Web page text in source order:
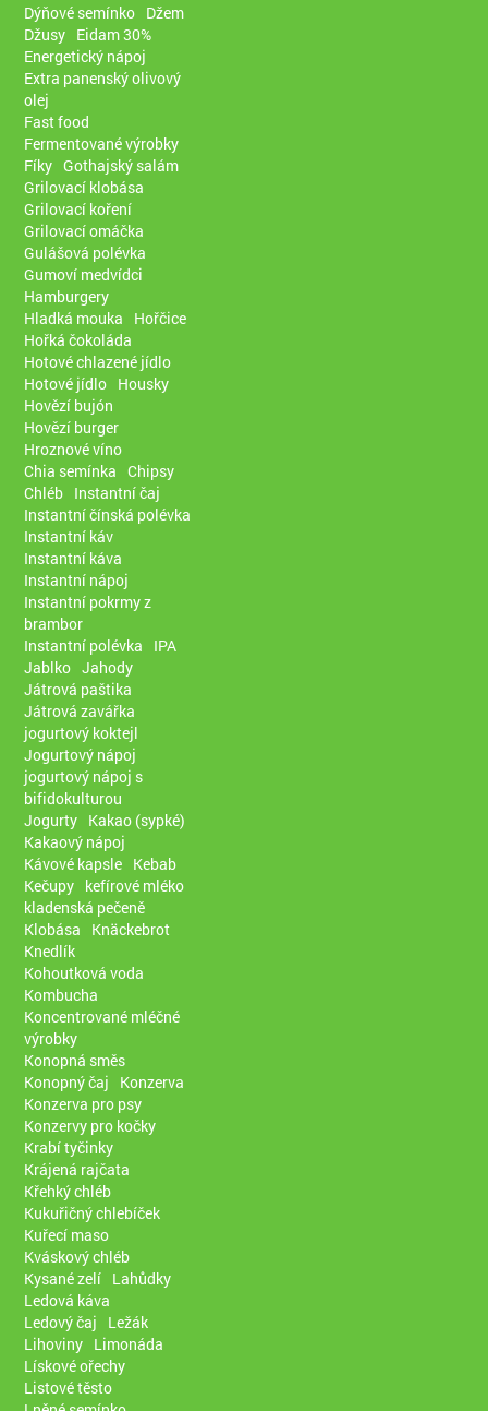
Dýňové semínko Džem
Džusy Eidam 30%
Energetický nápoj
Extra panenský olivový
olej
Fast food
Fermentované výrobky
Fíky Gothajský salám
Grilovací klobása
Grilovací koření
Grilovací omáčka
Gulášová polévka
Gumoví medvídci
Hamburgery
Hladká mouka
Hořčice
Hořká čokoláda
Hotové chlazené jídlo
Hotové jídlo Housky
Hovězí bujón
Hovězí burger
Hroznové víno
Chia semínka Chipsy
Chléb Instantní čaj
Instantní čínská polévka
Instantní káv
Instantní káva
Instantní nápoj
Instantní pokrmy z
brambor
Instantní polévka
IPA
Jablko Jahody
Játrová paštika
Játrová zavářka
jogurtový koktejl
Jogurtový nápoj
jogurtový nápoj s
bifidokulturou
Jogurty Kakao (sypké)
Kakaový nápoj
Kávové kapsle Kebab
Kečupy kefírové mléko
kladenská pečeně
Klobása
Knäckebrot
Knedlík
Kohoutková voda
Kombucha
Koncentrované mléčné
výrobky
Konopná směs
Konopný čaj
Konzerva
Konzerva pro psy
Konzervy pro kočky
Krabí tyčinky
Krájená rajčata
Křehký chléb
Kukuřičný chlebíček
Kuřecí maso
Kváskový chléb
Kysané zelí Lahůdky
Ledová káva
Ledový čaj
Ležák
Lihoviny Limonáda
Lískové ořechy
Listové těsto